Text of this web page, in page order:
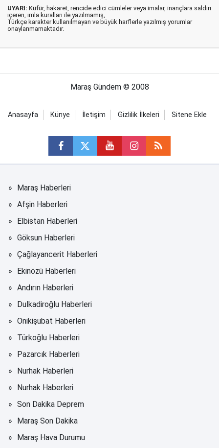
UYARI: Küfür, hakaret, rencide edici cümleler veya imalar, inançlara saldırı
içeren, imla kuralları ile yazılmamış,
Türkçe karakter kullanılmayan ve büyük harflerle yazılmış yorumlar
onaylanmamaktadır.
Maraş Gündem © 2008
Anasayfa Künye İletişim Gizlilik İlkeleri Sitene Ekle
Maraş Haberleri
Afşin Haberleri
Elbistan Haberleri
Göksun Haberleri
Çağlayancerit Haberleri
Ekinözü Haberleri
Andırın Haberleri
Dulkadiroğlu Haberleri
Onikişubat Haberleri
Türkoğlu Haberleri
Pazarcık Haberleri
Nurhak Haberleri
Nurhak Haberleri
Son Dakika Deprem
Maraş Son Dakika
Maraş Hava Durumu